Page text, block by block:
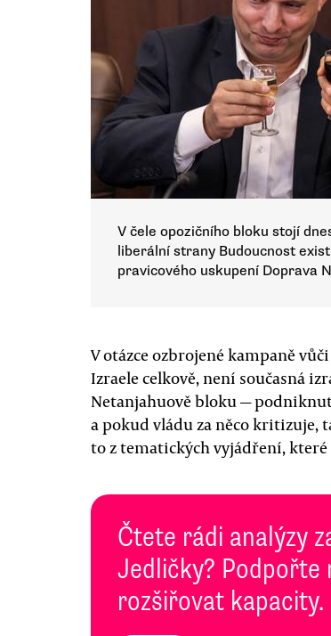
V čele opozičního bloku stojí
liberální strany Budoucnost
pravicového uskupení Doprava
V otázce ozbrojené kampaně
Izraele celkově, není současná
Netanjahuově bloku —
a pokud vládu za něco kritizuje,
to z tematických vyjádření,
Čtete rádi analýzy
Jedličky?
rozšiřovat kapacity.